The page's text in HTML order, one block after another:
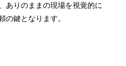
ありのままの現場を視覚的に
の鍵となります。